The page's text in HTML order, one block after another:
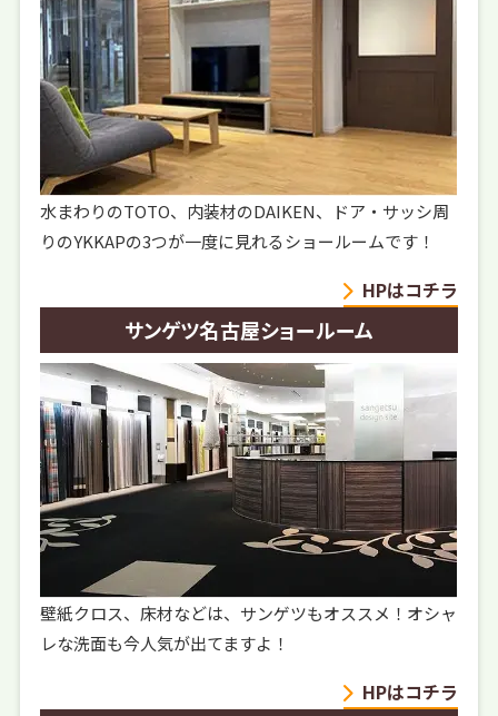
水まわりのTOTO、内装材のDAIKEN、ドア・サッシ周
りのYKKAPの3つが一度に見れるショールームです！
HPはコチラ
サンゲツ名古屋ショールーム
壁紙クロス、床材などは、サンゲツもオススメ！オシャ
レな洗面も今人気が出てますよ！
HPはコチラ